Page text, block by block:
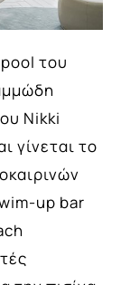
του
Nikki
γίνεται το
up bar